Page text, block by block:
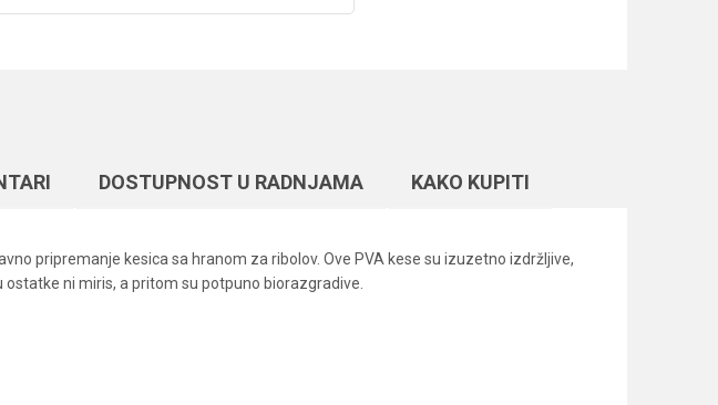
DOSTUPNOST U RADNJAMA KAKO KUPITI
pripremanje kesica sa hranom za ribolov. Ove PVA kese su izuzetno izdržljive,
ni miris, a pritom su potpuno biorazgradive.